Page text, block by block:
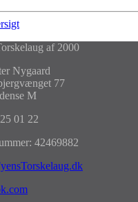
af 2000
Nygaard
77
M
01 22
42469882